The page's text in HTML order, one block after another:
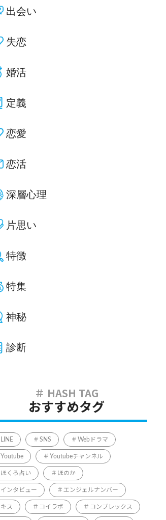
出会い
失恋
婚活
定義
恋愛
恋活
深層心理
片思い
特徴
特集
神秘
診断
おすすめタグ
LINE SNS Webドラマ
Youtube Youtubeチャンネル
ほくろ占い ほのか
インタビュー エンジェルナンバー
キス コイラボ コンプレックス